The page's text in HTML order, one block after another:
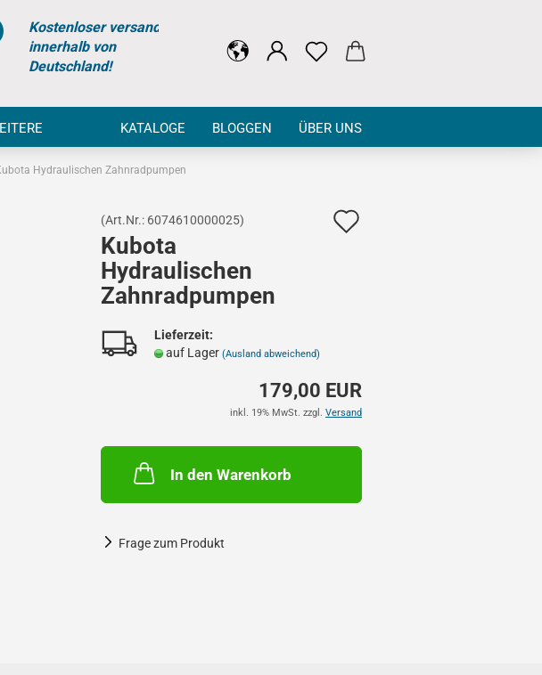
Suche...Kostenloser versand
innerhalb von
Deutschland!
KATALOGE BLOGGEN ÜBER UNS
Hydraulischen Zahnradpumpen
(Art.Nr.: 6074610000025)
Kubota
Hydraulischen
Zahnradpumpen
Lieferzeit:
auf Lager (Ausland abweichend)
179,00 EUR
inkl. 19% MwSt. zzgl. Versand
In den Warenkorb
Frage zum Produkt